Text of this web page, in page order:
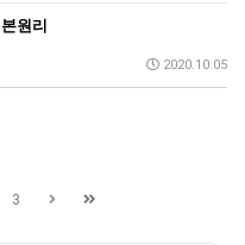
원리
2020.10.05
3